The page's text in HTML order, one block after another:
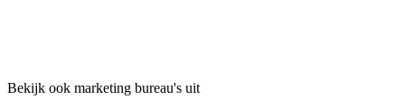
Bekijk ook marketing bureau's uit